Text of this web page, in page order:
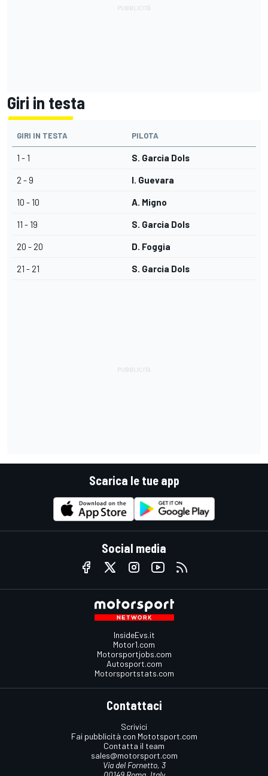
Giri in testa
GIRI IN TESTA PILOTA
1 - 1 S. Garcia Dols
2 - 9 I. Guevara
10 - 10 A. Migno
11 - 19 S. Garcia Dols
20 - 20 D. Foggia
21 - 21 S. Garcia Dols
Scarica le tue app
Social media
InsideEvs.it
Motor1.com
Motorsportjobs.com
Autosport.com
Motorsportstats.com
Contattaci
Scrivici
Fai pubblicità con Mototsport.com
Contatta il team
sales@motorsport.com
Via del Fornetto, 3